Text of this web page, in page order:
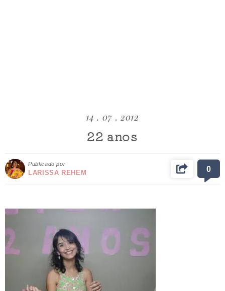
14 . 07 . 2012
22 anos
Publicado por
LARISSA REHEM 0